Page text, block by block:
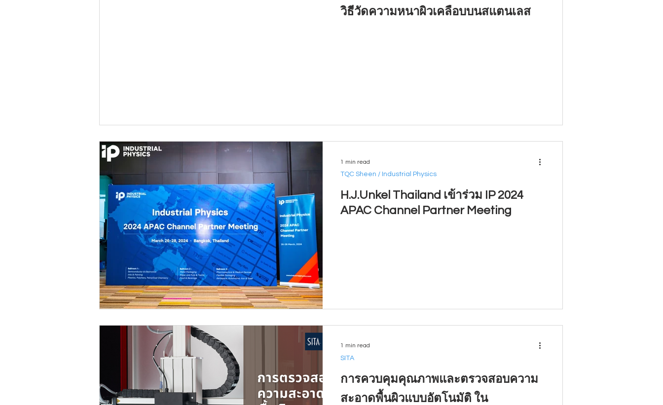
วิธีวัดความหนาผิวเคลือบบนสแตนเลส
H.J.Unkel Thailand เข้าร่วม IP 2024
APAC Channel Partner Meeting
TQC Sheen / Industrial Physics
1 min read
การควบคุมคุณภาพและตรวจสอบความ
สะอาดพื้นผิวแบบอัตโนมัติ ใน
SITA
1 min read